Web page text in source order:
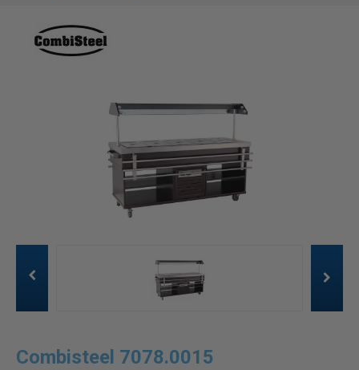
Combisteel 7078.0015